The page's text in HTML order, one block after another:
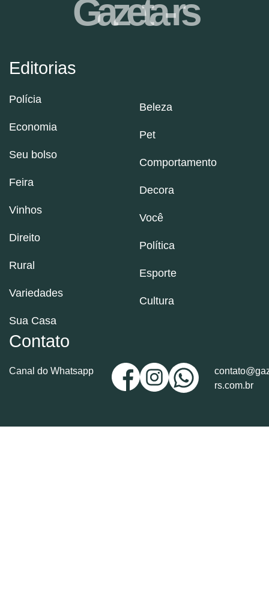
Editorias
Polícia
Economia
Seu bolso
Feira
Vinhos
Direito
Rural
Variedades
Sua Casa
Beleza
Pet
Comportamento
Decora
Você
Política
Esporte
Cultura
Contato
Canal do Whatsapp
rs.com.br
Gazeta-rs